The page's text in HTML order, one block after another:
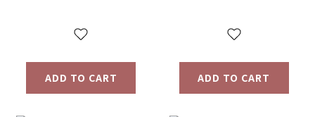
ADD TO CART ADD TO CART